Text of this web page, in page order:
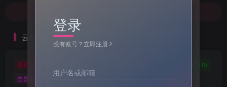
7-9折！等多家顶流配音软件[配音神器Pro]-[配音鹅]-[南瓜配音]-[魔音工坊]-[逗哥配音]戳这里查看详情！
云标签
项目实操 (15)
自媒体教程 (9) 自媒体 (1)
登录
没有账号？立即注册
用户名或邮箱